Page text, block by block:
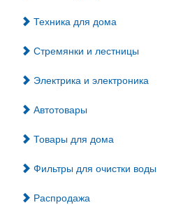
Техника для дома
Стремянки и лестницы
Электрика и электроника
Автотовары
Товары для дома
Фильтры для очистки воды
Распродажа